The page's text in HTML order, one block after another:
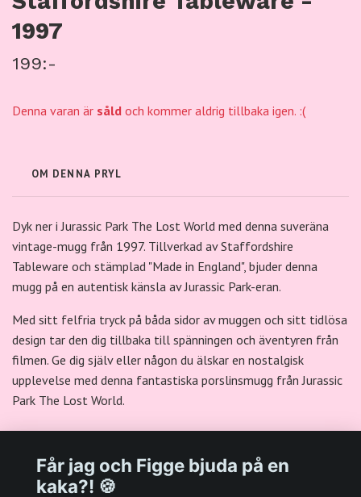
1997
199:-
Denna varan är såld och kommer aldrig tillbaka igen. :(
OM DENNA PRYL
Dyk ner i Jurassic Park The Lost World med denna suveräna
vintage-mugg från 1997. Tillverkad av Staffordshire
Tableware och stämplad "Made in England", bjuder denna
mugg på en autentisk känsla av Jurassic Park-eran.
Med sitt felfria tryck på båda sidor av muggen och sitt tidlösa
design tar den dig tillbaka till spänningen och äventyren från
filmen. Ge dig själv eller någon du älskar en nostalgisk
upplevelse med denna fantastiska porslinsmugg från Jurassic
Park The Lost World.
Får jag och Figge bjuda på en
kaka?! 🍪